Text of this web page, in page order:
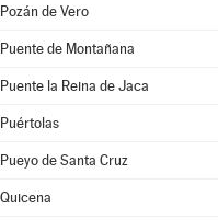
Pozán de Vero
Puente de Montañana
Puente la Reina de Jaca
Puértolas
Pueyo de Santa Cruz
Quicena